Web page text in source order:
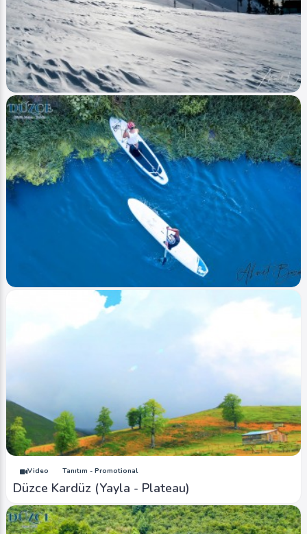
Image Yaylalar - Plateaus
Düzce Kızık (Yayla Plateau)
Ahmet Bozdemir 0 3200 1
Image Yaylalar - Plateaus
Düzce Kardüz Yaylası Kış - Duzce Karduz
Düzce - (Paddle - Kürek Sörfü)
Ahmet Bozdemir 0 4014 0
Video Tanıtım - Promotional
Düzce Kardüz (Yayla - Plateau)